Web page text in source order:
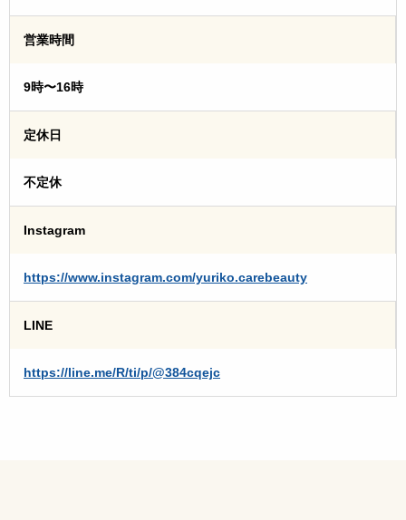
営業時間
9時〜16時
定休日
不定休
Instagram
https://www.instagram.com/yuriko.carebeauty
LINE
https://line.me/R/ti/p/@384cqejc